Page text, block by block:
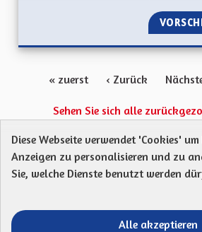
« zuerst ‹ Zurück
Sehen Sie sich alle
Protection des Données
Mentions légales
Was
Standardtitel für
Open Data Dateien
Diese Webseite verwendet 'Cookies'
Anzeigen zu personalisieren und zu
Sie, welche Dienste benutzt werden
Alle akzeptieren